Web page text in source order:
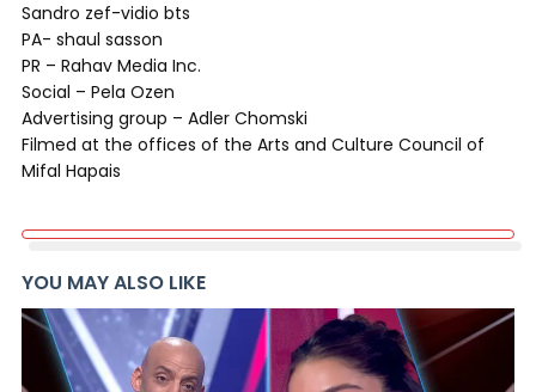
Sandro zef-vidio bts
PA- shaul sasson
PR – Rahav Media Inc.
Social – Pela Ozen
Advertising group – Adler Chomski
Filmed at the offices of the Arts and Culture Council of
Mifal Hapais
YOU MAY ALSO LIKE